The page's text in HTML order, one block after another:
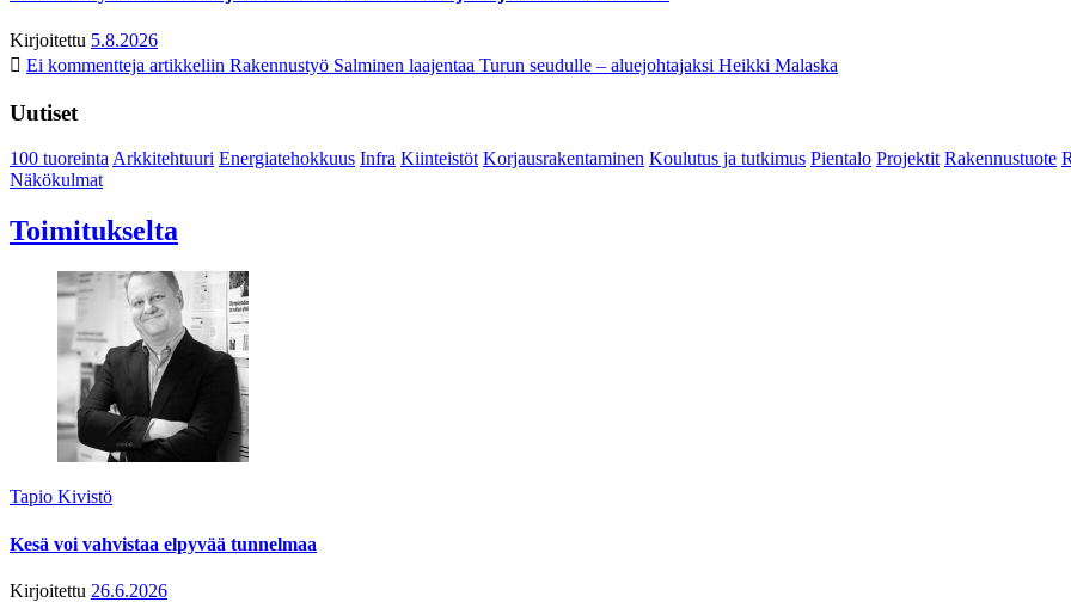
Kirjoitettu 5.8.2026
Ei kommentteja artikkeliin Rakennustyö Salminen laajentaa Turun seudulle – aluejohtajaksi Heikki Malaska
Uutiset
100 tuoreintaArkkitehtuuri Energiatehokkuus Infra Kiinteistöt Korjausrakentaminen Koulutus ja tutkimus Pientalo Projektit Rakennustuote
Näkökulmat
Toimitukselta
Tapio Kivistö
Kesä voi vahvistaa elpyvää tunnelmaa
Kirjoitettu 26.6.2026